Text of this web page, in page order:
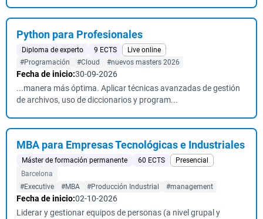
Python para Profesionales
Diploma de experto 9 ECTS
Live online
#Programación
#Cloud #nuevos masters 2026
Fecha de inicio:30-09-2026
...manera más óptima. Aplicar técnicas avanzadas de gestión
de archivos, uso de diccionarios y program...
MBA para Empresas Tecnológicas e Industriales
Máster de formación permanente 60 ECTS
Presencial
Barcelona
#Executive
#MBA #Producción Industrial #management
Fecha de inicio:02-10-2026
Liderar y gestionar equipos de personas (a nivel grupal y